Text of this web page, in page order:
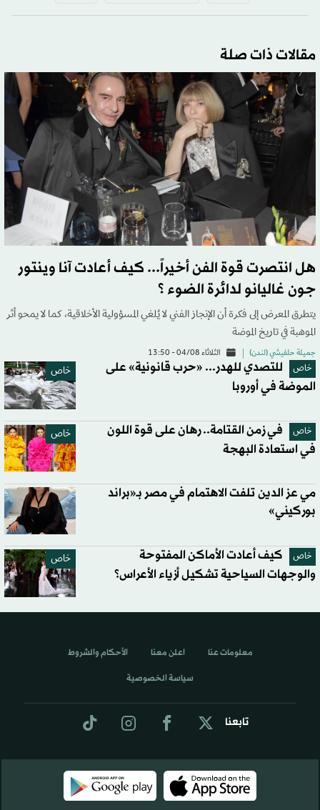
مقالات ذات صلة
هل انتصرت قوة الفن أخيراً... كيف أعادت آنا وينتور
جون غاليانو لدائرة الضوء ؟
يتطرق المعرض إلى فكرة أن الإنجاز الفني لا يُلغي المسؤولية الأخلاقية، كما لا يمحو أثر
الموهبة في تاريخ الموضة
جميلة حلفيشي (لندن) الثلاثاء 04/08 - 13:50
خاص خاص
للتصدي للهدر... «حرب قانونية» على
الموضة في أوروبا
خاص خاص
في زمن القتامة.. رهان على قوة اللون
في استعادة البهجة
مي عز الدين تلفت الاهتمام في مصر بـ«براند
بوركيني»
خاص خاص
كيف أعادت الأماكن المفتوحة
والوجهات السياحية تشكيل أزياء الأعراس؟
تابعنا
معلومات عنا اعلن معنا الأحكام والشروط
سياسة الخصوصية